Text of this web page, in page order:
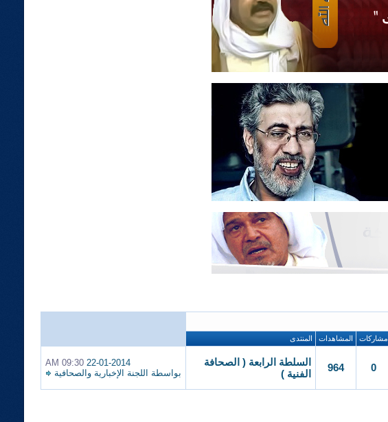
مشاركات المشاهدات المنتدى
0
964
السلطة الرابعة ( الصحافة
الفنية )
22-01-2014
09:30 AM
بواسطة اللجنة الإخبارية والصحافية